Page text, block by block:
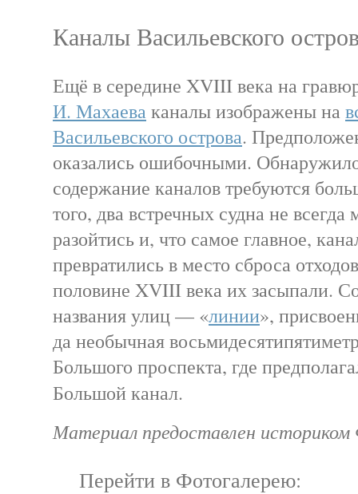
Каналы Васильевского
Ещё в середине XVIII века на
И. Махаеваканалы изображены на
Васильевского острова.
оказались ошибочными.
содержание каналов требуются
того, два встречных судна не всегда
разойтись и, что самое главное,
превратились в место сброса
половине XVIII века их засыпали.
названия улиц — «линии»,
да необычная
Большого проспекта, где
Большой канал.
Материал предоставлен
Перейти в Фотогалерею: